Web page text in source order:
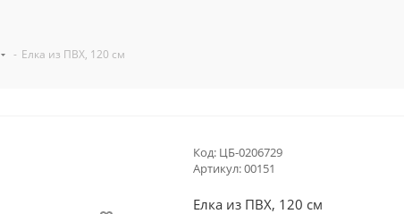
- Елка из ПВХ, 120 см
Код: ЦБ-0206729
Артикул:00151
Елка из ПВХ, 120 см